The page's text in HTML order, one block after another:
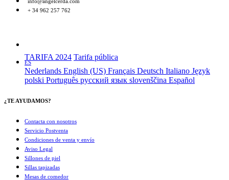
+ 34 962 257 762
TARIFA 2024 Tarifa pública
ES
Nederlands English (US) Français Deutsch Italiano Język
polski Português русский язык slovenščina Español
¿TE AYUDAMOS?
Contacta con nosotros
Servicio Postventa
Condiciones de venta y envío
Aviso Legal
Sillones de piel
Sillas tapizadas
Mesas de comedor